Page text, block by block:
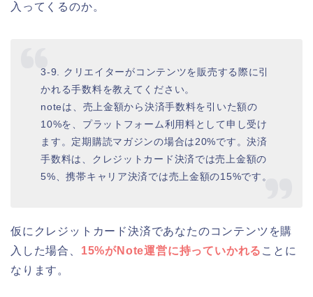
入ってくるのか。
3-9. クリエイターがコンテンツを販売する際に引
かれる手数料を教えてください。
noteは、売上金額から決済手数料を引いた額の
10%を、プラットフォーム利用料として申し受け
ます。定期購読マガジンの場合は20%です。決済
手数料は、クレジットカード決済では売上金額の
5%、携帯キャリア決済では売上金額の15%です。
仮にクレジットカード決済であなたのコンテンツを購
入した場合、 15%がNote運営に持っていかれる ことに
なります。